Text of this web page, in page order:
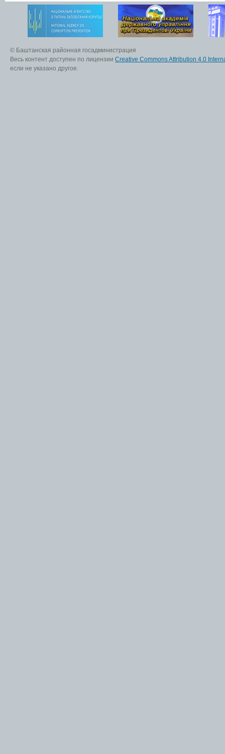
© Баштанская районная госадминистрация
Весь контент доступен по лицензии Creative Commons Attribution 4.0
если не указано другое.